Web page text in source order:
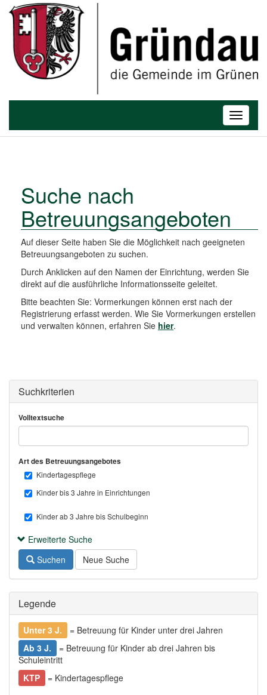
Toggle
Suche nach
Betreuungsangeboten
Auf dieser Seite haben Sie die Möglichkeit nach geeigneten
Betreuungsangeboten zu suchen.
Durch Anklicken auf den Namen der Einrichtung, werden Sie
direkt auf die ausführliche Informationsseite geleitet.
Bitte beachten Sie: Vormerkungen können erst nach der
Registrierung erfasst werden. Wie Sie Vormerkungen erstellen
und verwalten können, erfahren Sie hier.
T
g
g
g
a
t
o
Suchkriterien
Volltextsuche
Art des Betreuungsangebotes
Kindertagespflege
Kinder bis 3 Jahre in Einrichtungen
Kinder ab 3 Jahre bis Schulbeginn
Erweiterte Suche
Suchen
Neue Suche
Legende
Unter 3 J.
= Betreuung für Kinder unter drei Jahren
Ab 3 J.
= Betreuung für Kinder ab drei Jahren bis
Schuleintritt
KTP
= Kindertagespflege